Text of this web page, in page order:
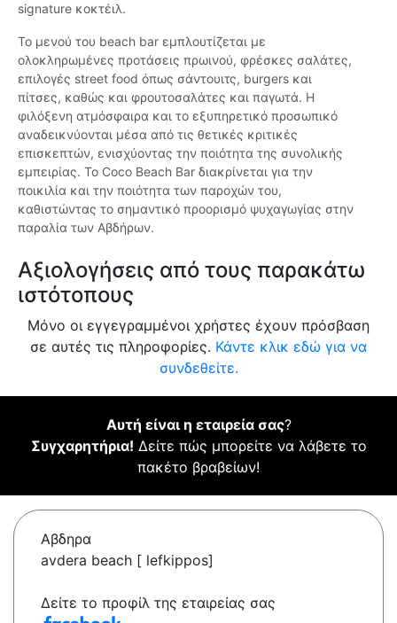
signature κοκτέιλ.
Το μενού του beach bar εμπλουτίζεται με
ολοκληρωμένες προτάσεις πρωινού, φρέσκες σαλάτες,
επιλογές street food όπως σάντουιτς, burgers και
πίτσες, καθώς και φρουτοσαλάτες και παγωτά. Η
φιλόξενη ατμόσφαιρα και το εξυπηρετικό προσωπικό
αναδεικνύονται μέσα από τις θετικές κριτικές
επισκεπτών, ενισχύοντας την ποιότητα της συνολικής
εμπειρίας. Το Coco Beach Bar διακρίνεται για την
ποικιλία και την ποιότητα των παροχών του,
καθιστώντας το σημαντικό προορισμό ψυχαγωγίας στην
παραλία των Αβδήρων.
Αξιολογήσεις από τους παρακάτω
ιστότοπους
Μόνο οι εγγεγραμμένοι χρήστες έχουν πρόσβαση
σε αυτές τις πληροφορίες. Κάντε κλικ εδώ για να
συνδεθείτε.
Αυτή είναι η εταιρεία σας?
Συγχαρητήρια! Δείτε πώς μπορείτε να λάβετε το
πακέτο βραβείων!
Αβδηρα
avdera beach [ lefkippos]
Δείτε το προφίλ της εταιρείας σας